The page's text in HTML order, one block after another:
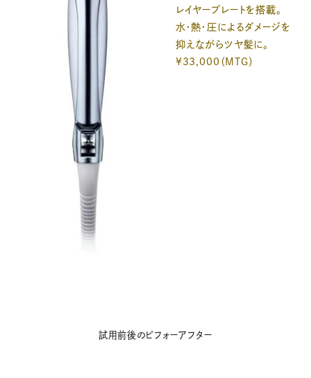
レイヤープレートを搭載。
水・熱・圧によるダメージを
抑えながらツヤ髪に。
¥33,000（MTG）
試用前後のビフォーアフター